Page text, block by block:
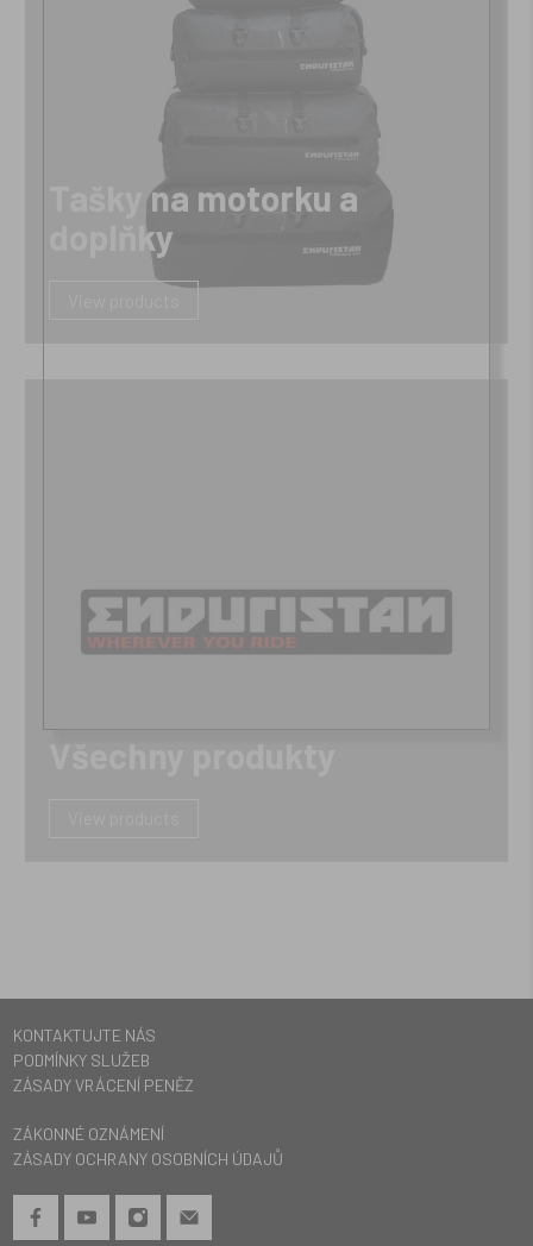
Tašky na motorku a
doplňky
Všechny produkty
KONTAKTUJTE NÁS
PODMÍNKY SLUŽEB
ZÁSADY VRÁCENÍ PENĚZ
ZÁKONNÉ OZNÁMENÍ
ZÁSADY OCHRANY OSOBNÍCH ÚDAJŮ